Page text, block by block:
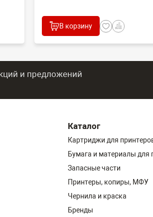
В корзину
и предложений
Каталог
Картриджи для
Бумага и материалы для
Запасные части
Принтеры, копиры, МФУ
Чернила и краска
Бренды